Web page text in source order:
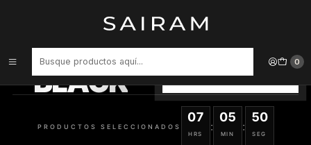
0
BLACK VER OFERTAS
PRODUCTOS SELECCIONADOS
07
HRS
:
05
MIN
:
50
SEG